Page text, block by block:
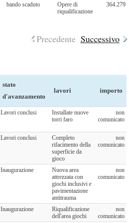
bando scaduto
Opere di
riqualificazione
364.279
Precedente Successivo
stato
d'avanzamento
lavori importo
Lavori conclusi
Installate nuove
torri faro
non
comunicato
Lavori conclusi
Completo
rifacimento della
superficie da
gioco
non
comunicato
Inaugurazione
Nuova area
attrezzata con
giochi inclusivi e
pavimentazione
antitrauma
non
comunicato
Inaugurazione
Riqualificazione
dell'area giochi
non
comunicato